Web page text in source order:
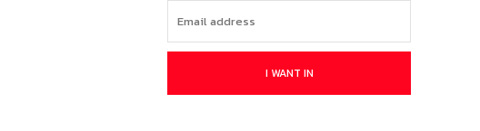
I WANT IN